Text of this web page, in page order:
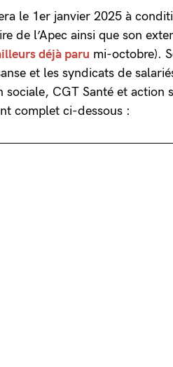
le 1er janvier 2025 à
de l’Apec ainsi que son
déjà paru mi-octobre).
et les syndicats de
sociale, CGT Santé et action
complet ci-dessous :